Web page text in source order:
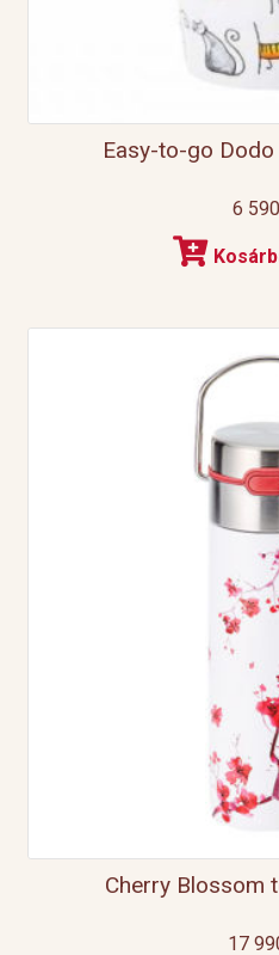
Easy-to-go
6 590
Cherry Blossom
17